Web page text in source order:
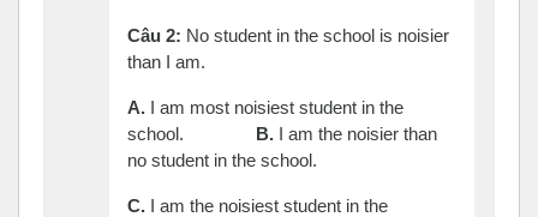
Câu 2: No student in the school is noisier
than I am.
A. I am most noisiest student in the
school. B. I am the noisier than
no student in the school.
C. I am the noisiest student in the